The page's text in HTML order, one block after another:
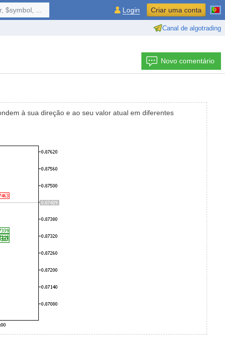
Canal de algotrading
$symbol, ... Login Criar uma conta
Novo comentário
à sua direção e ao seu valor atual em diferentes